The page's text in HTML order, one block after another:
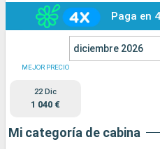
Paga en
diciembre 2026
MEJOR PRECIO
22 Dic
1 040 €
Mi categoría de cabina
Fecha de salida